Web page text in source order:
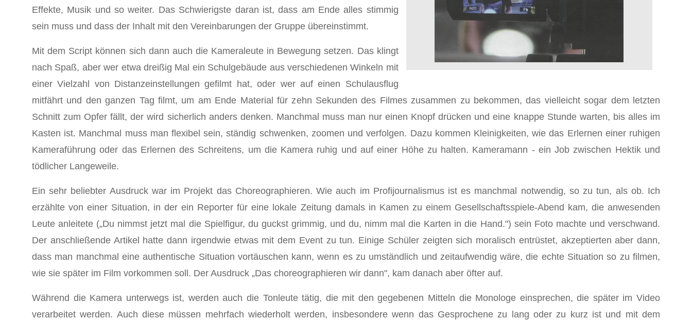
Effekte, Musik und so weiter. Das Schwierigste daran ist, dass am Ende alles stimmig
sein muss und dass der Inhalt mit den Vereinbarungen der Gruppe übereinstimmt.
Mit dem Script können sich dann auch die Kameraleute in Bewegung setzen. Das klingt
nach Spaß, aber wer etwa dreißig Mal ein Schulgebäude aus verschiedenen Winkeln mit
einer Vielzahl von Distanzeinstellungen gefilmt hat, oder wer auf einen Schulausflug
mitfährt und den ganzen Tag filmt, um am Ende Material für zehn Sekunden des Filmes zusammen zu bekommen, das vielleicht sogar dem letzten
Schnitt zum Opfer fällt, der wird sicherlich anders denken. Manchmal muss man nur einen Knopf drücken und eine knappe Stunde warten, bis alles im
Kasten ist. Manchmal muss man flexibel sein, ständig schwenken, zoomen und verfolgen. Dazu kommen Kleinigkeiten, wie das Erlernen einer ruhigen
Kameraführung oder das Erlernen des Schreitens, um die Kamera ruhig und auf einer Höhe zu halten. Kameramann - ein Job zwischen Hektik und
tödlicher Langeweile.
Ein sehr beliebter Ausdruck war im Projekt das Choreographieren. Wie auch im Profijournalismus ist es manchmal notwendig, so zu tun, als ob. Ich
erzählte von einer Situation, in der ein Reporter für eine lokale Zeitung damals in Kamen zu einem Gesellschaftsspiele-Abend kam, die anwesenden
Leute anleitete („Du nimmst jetzt mal die Spielfigur, du guckst grimmig, und du, nimm mal die Karten in die Hand.") sein Foto machte und verschwand.
Der anschließende Artikel hatte dann irgendwie etwas mit dem Event zu tun. Einige Schüler zeigten sich moralisch entrüstet, akzeptierten aber dann,
dass man manchmal eine authentische Situation vortäuschen kann, wenn es zu umständlich und zeitaufwendig wäre, die echte Situation so zu filmen,
wie sie später im Film vorkommen soll. Der Ausdruck „Das choreographieren wir dann", kam danach aber öfter auf.
Während die Kamera unterwegs ist, werden auch die Tonleute tätig, die mit den gegebenen Mitteln die Monologe einsprechen, die später im Video
verarbeitet werden. Auch diese müssen mehrfach wiederholt werden, insbesondere wenn das Gesprochene zu lang oder zu kurz ist und mit dem